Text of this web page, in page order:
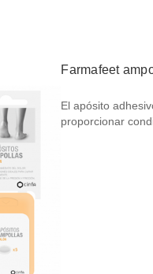
Farmafeet
El apósito
proporcionar